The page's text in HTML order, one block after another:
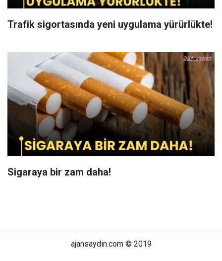
Trafik sigortasında yeni uygulama yürürlükte!
Sigaraya bir zam daha!
ajansaydin.com © 2019